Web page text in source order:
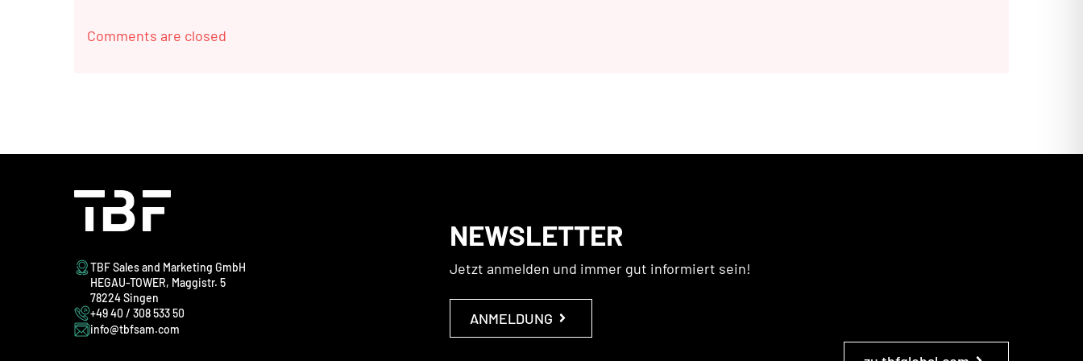
Comments are closed
TBF Sales and Marketing GmbH
HEGAU-TOWER, Maggistr. 5
78224 Singen
+49 40 / 308 533 50
info@tbfsam.com
NEWSLETTER
Jetzt anmelden und immer gut informiert sein!
ANMELDUNG